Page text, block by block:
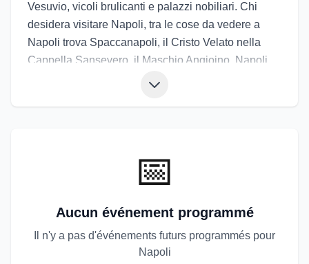
Vesuvio, vicoli brulicanti e palazzi nobiliari. Chi
desidera visitare Napoli, tra le cose da vedere a
Napoli trova Spaccanapoli, il Cristo Velato nella
Cappella Sansevero, il Maschio Angioino, Napoli
Gennaro. Gli eventi a Napoli accendono piazze e
chiostri con musica, arte e tradizione, regalando
ironia che resta addosso.
📅
Aucun événement programmé
Il n'y a pas d'événements futurs programmés pour
Napoli